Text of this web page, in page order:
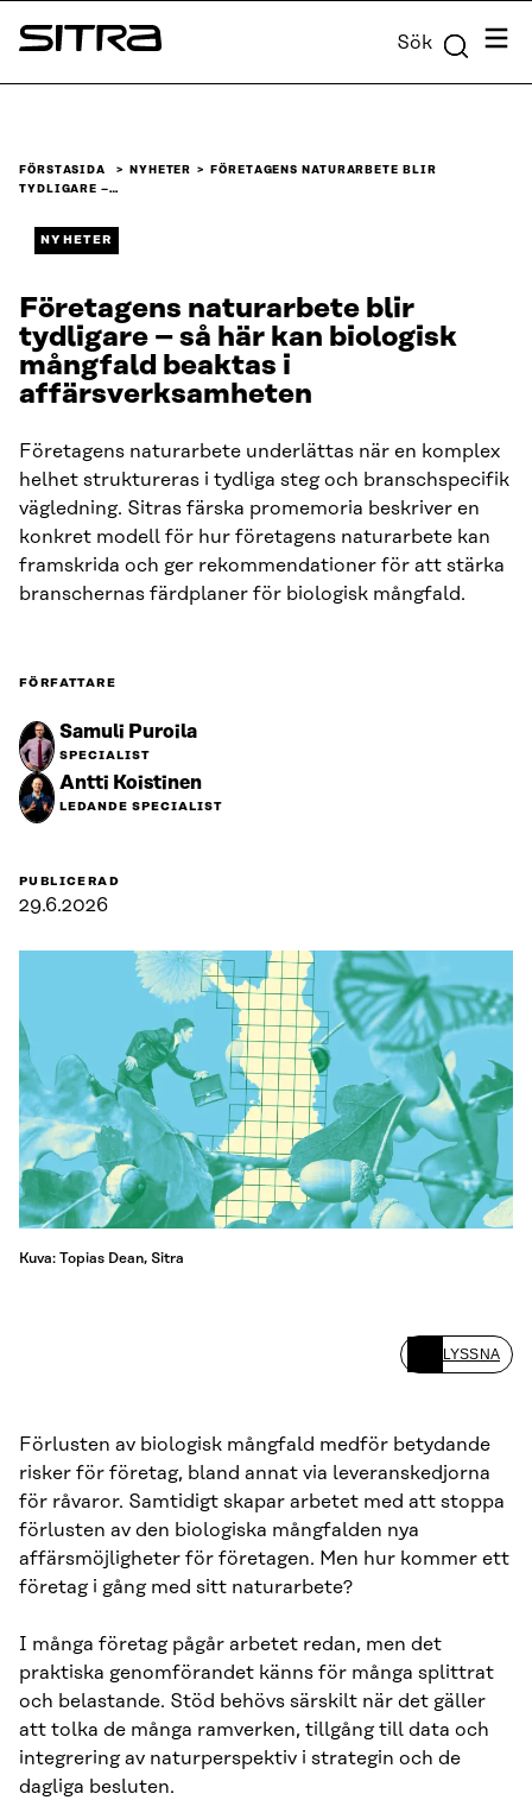
Skip to
content
Sitra Sök Meny
FÖRSTASIDA NYHETER
FÖRETAGENS NATURARBETE BLIR
TYDLIGARE –…
NYHETER
Företagens naturarbete blir
tydligare – så här kan biologisk
mångfald beaktas i
affärsverksamheten
Företagens naturarbete underlättas när en komplex
helhet struktureras i tydliga steg och branschspecifik
vägledning. Sitras färska promemoria beskriver en
konkret modell för hur företagens naturarbete kan
framskrida och ger rekommendationer för att stärka
branschernas färdplaner för biologisk mångfald.
FÖRFATTARE
Samuli Puroila
SPECIALIST
Antti Koistinen
LEDANDE SPECIALIST
PUBLICERAD
29.6.2026
Kuva: Topias Dean, Sitra
LYSSNA
Förlusten av biologisk mångfald medför betydande
risker för företag, bland annat via leveranskedjorna
för råvaror. Samtidigt skapar arbetet med att stoppa
förlusten av den biologiska mångfalden nya
affärsmöjligheter för företagen. Men hur kommer ett
företag i gång med sitt naturarbete?
I många företag pågår arbetet redan, men det
praktiska genomförandet känns för många splittrat
och belastande. Stöd behövs särskilt när det gäller
att tolka de många ramverken, tillgång till data och
integrering av naturperspektiv i strategin och de
dagliga besluten.